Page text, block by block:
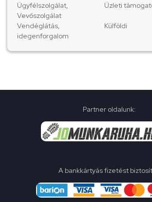
Ügyfélszolgálat,
Vevőszolgálat
Üzleti
Vendéglátás,
idegenforgalom
Külföldi
Partner oldalunk:
A bankkártyás fizetést